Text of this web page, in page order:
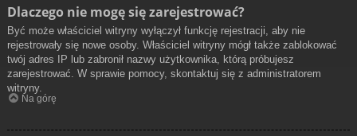
Dlaczego nie mogę się zarejestrować?
Być może właściciel witryny wyłączył funkcję rejestracji, aby nie
rejestrowały się nowe osoby. Właściciel witryny mógł także zablokować
twój adres IP lub zabronił nazwy użytkownika, którą próbujesz
zarejestrować. W sprawie pomocy, skontaktuj się z administratorem
witryny.
Na górę